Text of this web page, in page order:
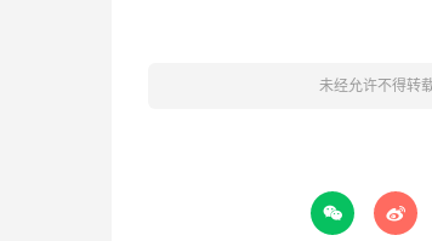
未经允许不得转载
 